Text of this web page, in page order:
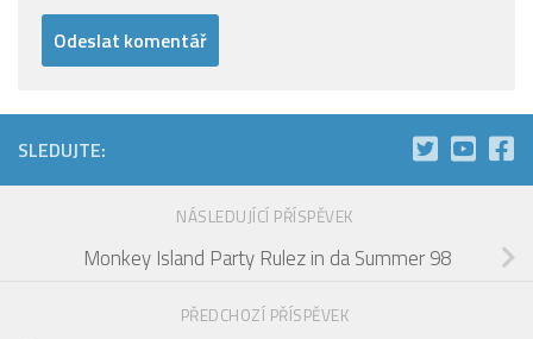
SLEDUJTE:
NÁSLEDUJÍCÍ PŘÍSPĚVEK
Monkey Island Party Rulez in da Summer 98
PŘEDCHOZÍ PŘÍSPĚVEK